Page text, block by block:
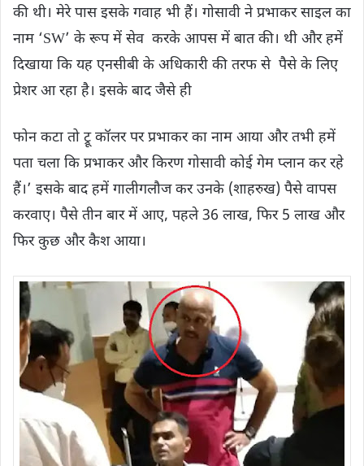
की थी। मेरे पास इसके गवाह भी हैं। गोसावी ने प्रभाकर साइल का
नाम ‘SW’ के रूप में सेव करके आपस में बात की। थी और हमें
दिखाया कि यह एनसीबी के अधिकारी की तरफ से पैसे के लिए
प्रेशर आ रहा है। इसके बाद जैसे ही
फोन कटा तो ट्रू कॉलर पर प्रभाकर का नाम आया और तभी हमें
पता चला कि प्रभाकर और किरण गोसावी कोई गेम प्लान कर रहे
हैं।’ इसके बाद हमें गालीगलौज कर उनके (शाहरुख) पैसे वापस
करवाए। पैसे तीन बार में आए, पहले 36 लाख, फिर 5 लाख और
फिर कुछ और कैश आया।